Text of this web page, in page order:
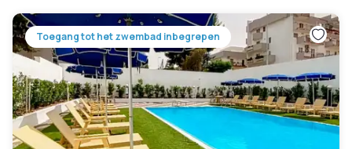
Toegang tot het zwembad inbegrepen